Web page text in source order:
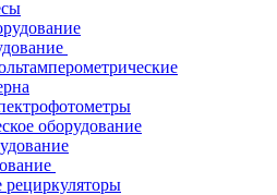
оборудование